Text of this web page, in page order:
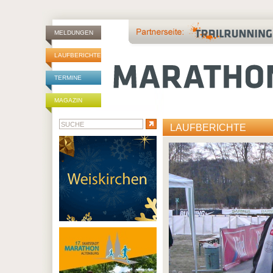
MELDUNGEN
LAUFBERICHTE
TERMINE
MAGAZIN
LAUFBERICHTE